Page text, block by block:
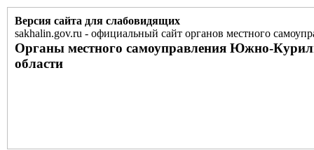
Версия сайта для слабовидящих
sakhalin.gov.ru - официальный сайт органов местного
Органы местного самоуправления Южно-
области